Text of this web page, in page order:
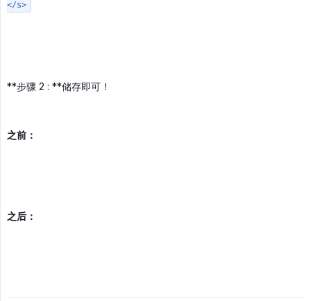
</s>
**步骤 2 : **储存即可！
之前：
之后：